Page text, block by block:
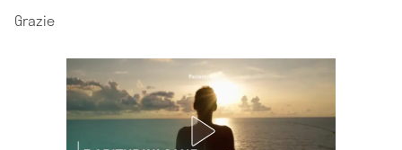
Grazie